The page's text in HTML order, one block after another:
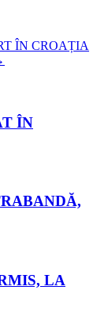
ÎN CROAȚIA
ÎN
LA